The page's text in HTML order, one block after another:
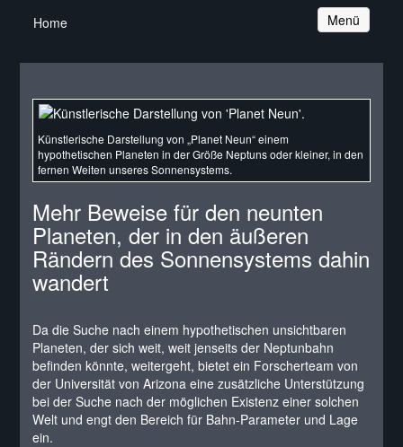
Navigation
Menü
Home
Künstlerische Darstellung von „Planet Neun“ einem
hypothetischen Planeten in der Größe Neptuns oder kleiner, in den
fernen Weiten unseres Sonnensystems.
Mehr Beweise für den neunten
Planeten, der in den äußeren
Rändern des Sonnensystems dahin
wandert
Da die Suche nach einem hypothetischen unsichtbaren
Planeten, der sich weit, weit jenseits der Neptunbahn
befinden könnte, weitergeht, bietet ein Forscherteam von
der Universität von Arizona eine zusätzliche Unterstützung
bei der Suche nach der möglichen Existenz einer solchen
Welt und engt den Bereich für Bahn-Parameter und Lage
ein.